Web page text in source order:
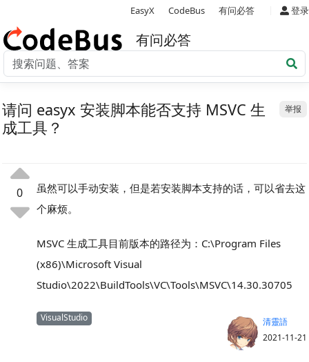
EasyX CodeBus 有问必答 登录
有问必答
举报
请问 easyx 安装脚本能否支持 MSVC 生
成工具？
0
虽然可以手动安装，但是若安装脚本支持的话，可以省去这
个麻烦。
MSVC 生成工具目前版本的路径为：C:\Program Files
(x86)\Microsoft Visual
Studio\2022\BuildTools\VC\Tools\MSVC\14.30.30705
VisualStudio
清靈語
2021-11-21